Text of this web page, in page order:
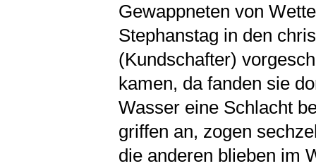
Gewappneten von
Stephanstag in den
(Kundschafter)
kamen, da fanden sie
Wasser eine Schlacht
griffen an, zogen
die anderen blieben im